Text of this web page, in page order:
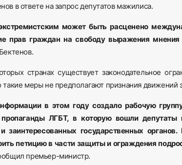
в ответе на запрос депутатов мажилиса.
может быть расценено
прав граждан на свободу выражения
странах существует законодательное
меры не предполагают признания движений
в этом году создало рабочую
ЛГБТ, в которую вошли депутаты
заинтересованных государственных
петицию в части защиты и ограждения
премьер-министр.